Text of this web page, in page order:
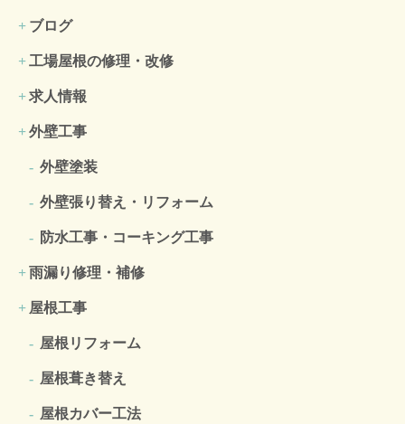
ブログ
工場屋根の修理・改修
求人情報
外壁工事
外壁塗装
外壁張り替え・リフォーム
防水工事・コーキング工事
雨漏り修理・補修
屋根工事
屋根リフォーム
屋根葺き替え
屋根カバー工法